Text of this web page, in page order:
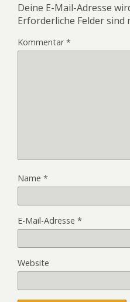
Deine E-Mail-Adresse
Erforderliche Felder sind
Kommentar*
Name *
E-Mail-Adresse *
Website